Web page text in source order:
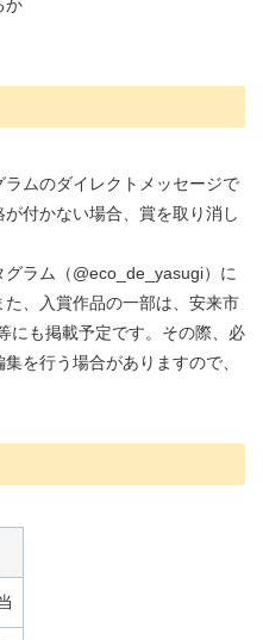
か
ムのダイレクトメッセージで
付かない場合、賞を取り消し
ラム（@eco_de_yasugi）に
、入賞作品の一部は、安来市
にも掲載予定です。その際、必
を行う場合がありますので、